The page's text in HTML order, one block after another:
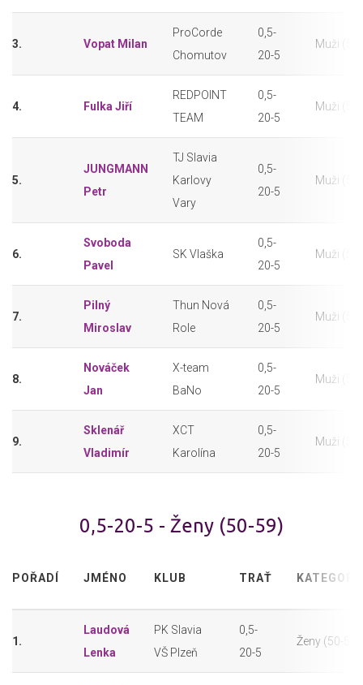
3. Vopat Milan
ProCorde
Chomutov
0,5-
20-5
Muži
4. Fulka Jiří
REDPOINT
TEAM
0,5-
20-5
Muži
5.
JUNGMANN
Petr
TJ Slavia
Karlovy
Vary
0,5-
20-5
Muži
6.
Svoboda
Pavel
SK Vlaška
0,5-
20-5
Muži
7.
Pilný
Miroslav
Thun Nová
Role
0,5-
20-5
Muži
8.
Nováček
Jan
X-team
BaNo
0,5-
20-5
Muži
9.
Sklenář
Vladimír
XCT
Karolína
0,5-
20-5
Muži
0,5-20-5 - Ženy (50-59)
POŘADÍ JMÉNO KLUB TRAŤ
1.
Laudová
Lenka
PK Slavia
VŠ Plzeň
0,5-
20-5
Ženy (50-59)